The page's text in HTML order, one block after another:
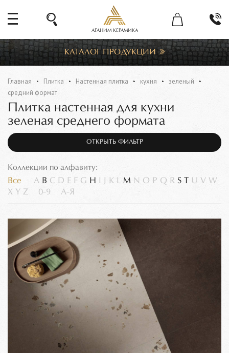
АГАНИМ КЕРАМИКА
КАТАЛОГ ПРОДУКЦИИ
Главная Плитка Настенная плитка кухня
зеленый
средний формат
Плитка настенная для кухни
зеленая среднего формата
ОТКРЫТЬ ФИЛЬТР
Коллекции по алфавиту:
Все A B C D E F G H K L M N O P Q R S T U V W
X Y Z 0-9 А-Я